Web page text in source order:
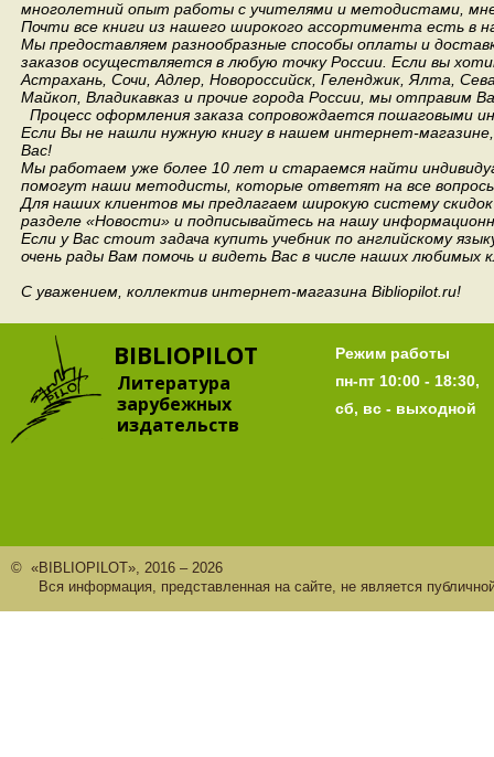
многолетний опыт работы с учителями и методистами,
Почти все книги из нашего широкого ассортимента есть в
Мы предоставляем разнообразные способы оплаты и
заказов осуществляется в любую точку России. Если вы
Астрахань, Сочи, Адлер, Новороссийск, Геленджик, Ялта,
Майкоп, Владикавказ и прочие города России, мы отправим
Процесс оформления заказа сопровождается пошаговыми
Если Вы не нашли нужную книгу в нашем интернет-
Вас!
Мы работаем уже более 10 лет и стараемся найти
помогут наши методисты, которые ответят на все
Для наших клиентов мы предлагаем широкую систему
разделе «Новости» и подписывайтесь на нашу
Если у Вас стоит задача купить учебник по английскому
очень рады Вам помочь и видеть Вас в числе наших любимых
С уважением, коллектив интернет-магазина Bibliopilot.ru!
BIBLIOPILOT
Литература
зарубежных
издательств
Режим работы
пн-пт 10:00 - 18:30,
сб, вс - выходной
© «BIBLIOPILOT», 2016 – 2026
Вся информация, представленная на сайте, не является